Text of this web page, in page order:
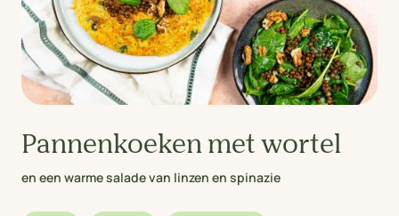
Pannenkoeken met wortel
en een warme salade van linzen en spinazie